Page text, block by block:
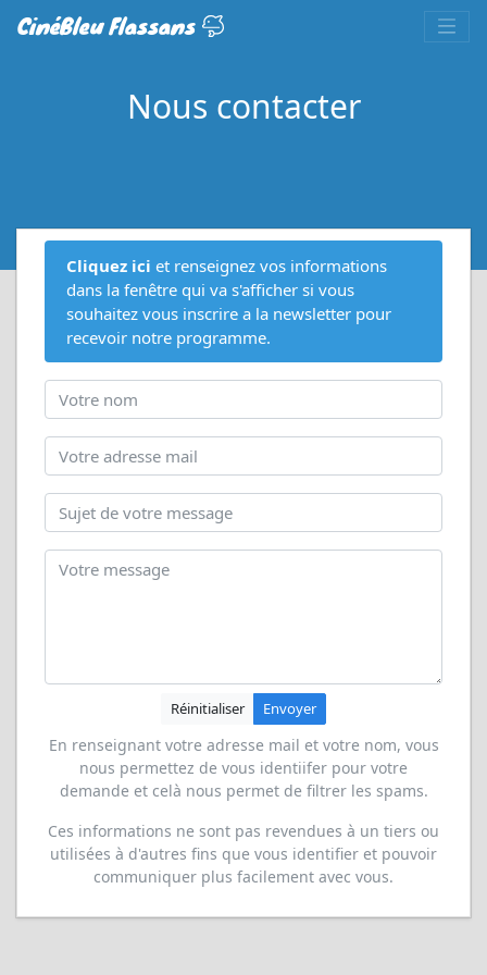
CinéBleu Flassans
Nous contacter
Cliquez ici et renseignez vos informations
dans la fenêtre qui va s'afficher si vous
souhaitez vous inscrire a la newsletter pour
recevoir notre programme.
Réinitialiser Envoyer
En renseignant votre adresse mail et votre nom, vous
nous permettez de vous identiifer pour votre
demande et celà nous permet de filtrer les spams.
Ces informations ne sont pas revendues à un tiers ou
utilisées à d'autres fins que vous identifier et pouvoir
communiquer plus facilement avec vous.